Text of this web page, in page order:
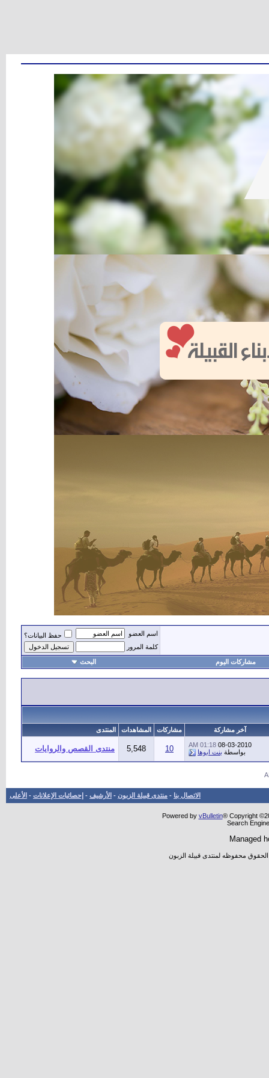
اسم العضو
حفظ البيانات؟
كلمة المرور
مشاركات اليوم البحث
آخر مشاركة مشاركات المشاهدات المنتدى
08-03-2010
01:18 AM
بواسطة بنت ابوها 10
5,548 منتدى القصص والروايات
الاتصال بنا - منتدى قبيلة الزبون - الأرشيف - إحصائيات الإعلانات - الأعلى
Powered by vBulletin® Copyright
Search
Managed
الحقوق محفوظه لمنتدى قبيلة الزبون